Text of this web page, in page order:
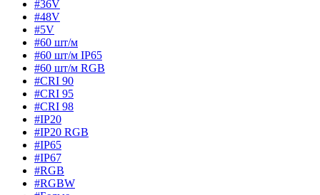
#36V
#48V
#5V
#60 шт/м
#60 шт/м IP65
#60 шт/м RGB
#CRI 90
#CRI 95
#CRI 98
#IP20
#IP20 RGB
#IP65
#IP67
#RGB
#RGBW